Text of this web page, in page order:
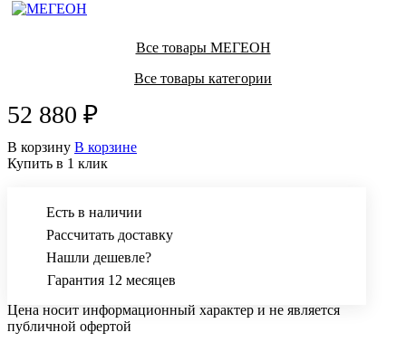
Все товары МЕГЕОН
Все товары категории
52 880 ₽
В корзину В корзине
Купить в 1 клик
Есть в наличии
Рассчитать доставку
Нашли дешевле?
Гарантия 12 месяцев
Цена носит информационный характер и не является
публичной офертой